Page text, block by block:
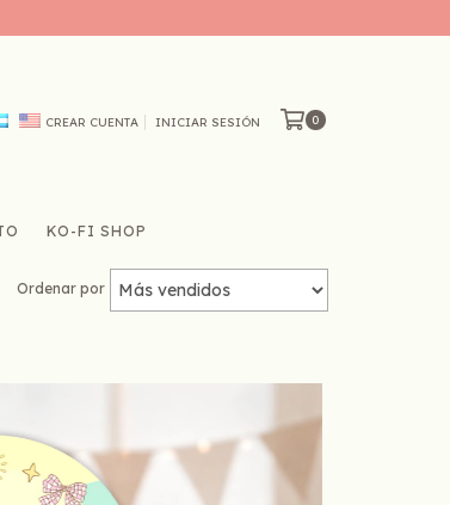
CREAR CUENTA INICIAR SESIÓN 0
KO-FI SHOP
Ordenar por